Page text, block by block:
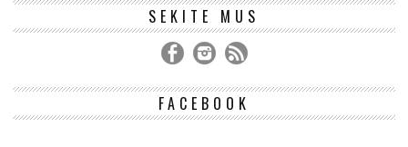
SEKITE MUS
FACEBOOK